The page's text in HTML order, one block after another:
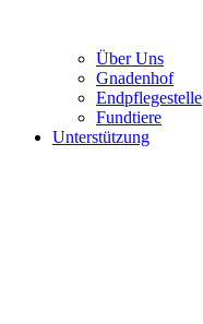
Über Uns
Gnadenhof
Endpflegestelle
Fundtiere
Unterstützung